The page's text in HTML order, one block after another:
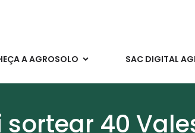
A AGROSOLO SAC DIGITAL
40